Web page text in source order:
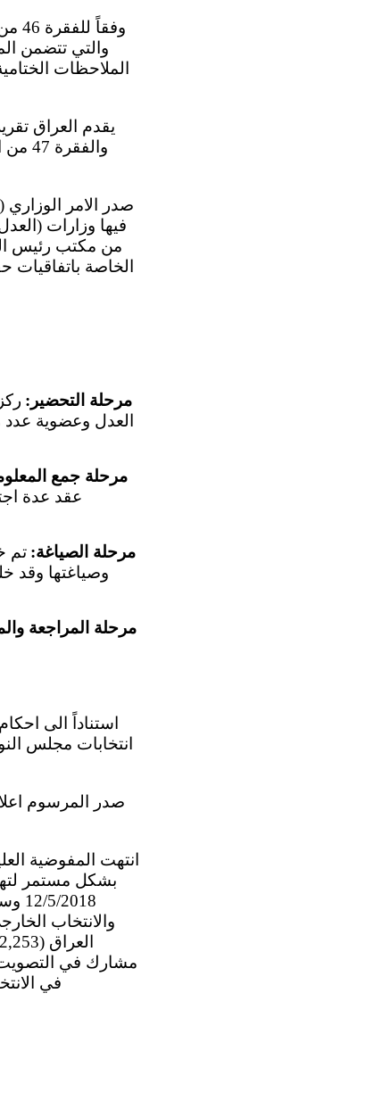
الملاحظات
فيها وزارات
من مكتب رئيس
مرحلة التحضير:
العدل وعضوية عدد
مرحلة جمع
عقد عدة
مرحلة الصياغة: تم
وصياغتها وقد
مرحلة المراجعة
بشكل مستمر
والانتخاب